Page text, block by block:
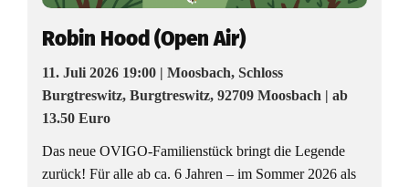
Robin Hood (Open Air)
11. Juli 2026 19:00 | Moosbach, Schloss
Burgtreswitz, Burgtreswitz, 92709 Moosbach | ab
13.50 Euro
Das neue OVIGO-Familienstück bringt die Legende
zurück! Für alle ab ca. 6 Jahren – im Sommer 2026 als